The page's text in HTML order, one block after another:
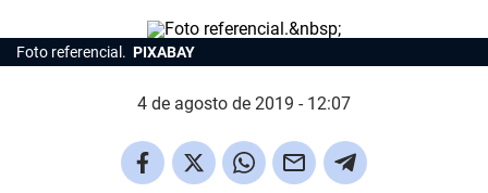
Foto referencial. PIXABAY
4 de agosto de 2019 - 12:07